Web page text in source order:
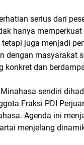
serius dari
hanya
juga menjadi
dengan masyarakat
konkret dan
sendiri
Fraksi PDI
Agenda ini
menjelang